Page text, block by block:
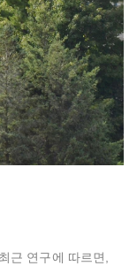
근 연구에 따르면,